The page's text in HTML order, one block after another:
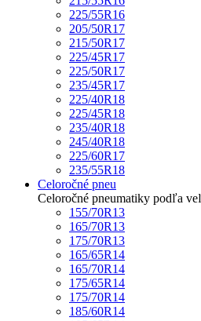
225/55R16
205/50R17
215/50R17
225/45R17
225/50R17
235/45R17
225/40R18
225/45R18
235/40R18
245/40R18
225/60R17
235/55R18
Celoročné pneu
Celoročné pneumatiky podľa
155/70R13
165/70R13
175/70R13
165/65R14
165/70R14
175/65R14
175/70R14
185/60R14